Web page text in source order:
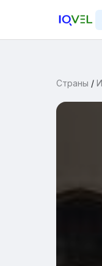
Страны /